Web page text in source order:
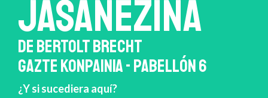
JASANEZINA
DE BERTOLT BRECHT
GAZTE KONPAINIA - PABELLÓN 6
¿Y si sucediera aquí?